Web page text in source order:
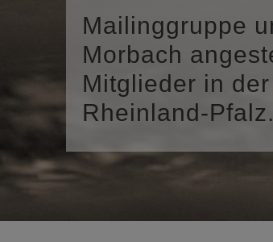
Mailinggruppe
Morbach
Mitglieder in
Rheinland-Pfalz.